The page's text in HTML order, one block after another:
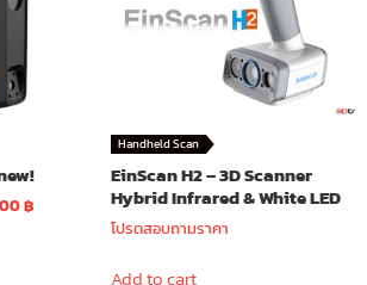
฿Current
119,000.00 ฿.
Handheld Scan
EinScan H2 – 3D Scanner
Hybrid Infrared & White LED
โปรดสอบถามราคา
Add to cart